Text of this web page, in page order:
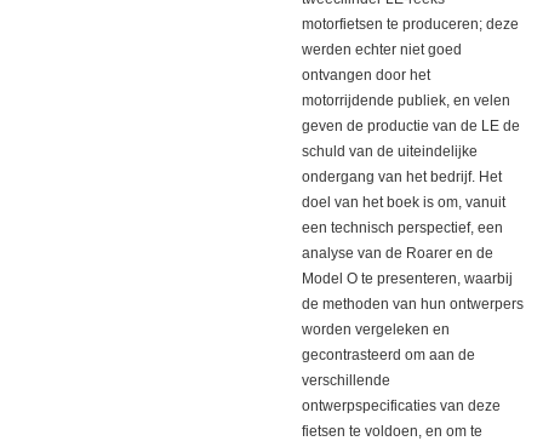
motorfietsen te produceren; deze
werden echter niet goed
ontvangen door het
motorrijdende publiek, en velen
geven de productie van de LE de
schuld van de uiteindelijke
ondergang van het bedrijf. Het
doel van het boek is om, vanuit
een technisch perspectief, een
analyse van de Roarer en de
Model O te presenteren, waarbij
de methoden van hun ontwerpers
worden vergeleken en
gecontrasteerd om aan de
verschillende
ontwerpspecificaties van deze
fietsen te voldoen, en om te